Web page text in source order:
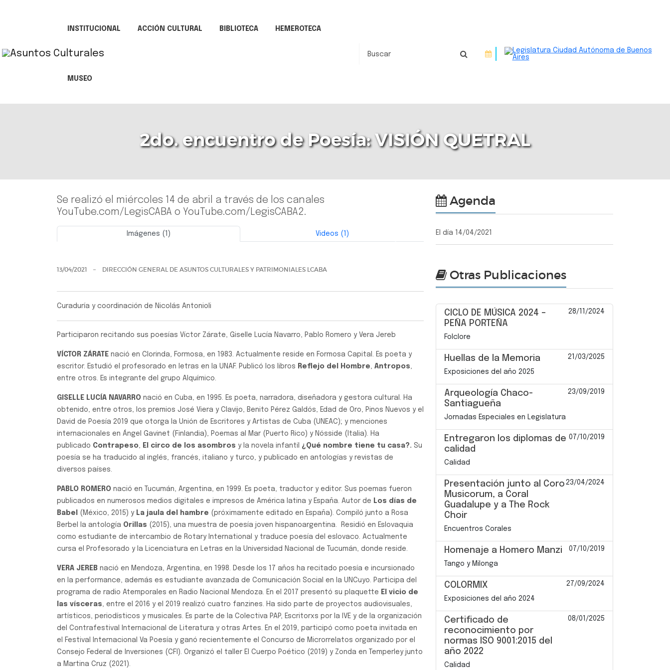
INSTITUCIONAL ACCIÓN CULTURAL BIBLIOTECA HEMEROTECA
MUSEO
2do. encuentro de Poesía: VISIÓN QUETRAL
Se realizó el miércoles 14 de abril a través de los canales
YouTube.com/LegisCABA o YouTube.com/LegisCABA2.
Imágenes (1) Videos (1)
13/04/2021 DIRECCIÓN GENERAL DE ASUNTOS CULTURALES Y PATRIMONIALES LCABA
Curaduría y coordinación de Nicolás Antonioli
Participaron recitando sus poesías Víctor Zárate, Giselle Lucía Navarro, Pablo Romero y Vera Jereb
VÍCTOR ZÁRATE nació en Clorinda, Formosa, en 1983. Actualmente reside en Formosa Capital. Es poeta y
escritor. Estudió el profesorado en letras en la UNAF. Publicó los libros Reflejo del Hombre, Antropos,
entre otros. Es integrante del grupo Alquímico.
GISELLE LUCÍA NAVARRO nació en Cuba, en 1995. Es poeta, narradora, diseñadora y gestora cultural. Ha
obtenido, entre otros, los premios José Viera y Clavijo, Benito Pérez Galdós, Edad de Oro, Pinos Nuevos y el
David de Poesía 2019 que otorga la Unión de Escritores y Artistas de Cuba (UNEAC); y menciones
internacionales en Ángel Gavinet (Finlandia), Poemas al Mar (Puerto Rico) y Nósside (Italia). Ha
publicado Contrapeso, El circo de los asombros y la novela infantil ¿Qué nombre tiene tu casa?. Su
poesía se ha traducido al inglés, francés, italiano y turco, y publicado en antologías y revistas de
diversos países.
PABLO ROMERO nació en Tucumán, Argentina, en 1999. Es poeta, traductor y editor. Sus poemas fueron
publicados en numerosos medios digitales e impresos de América latina y España. Autor de Los días de
Babel (México, 2015) y La jaula del hambre (próximamente editado en España). Compiló junto a Rosa
Berbel la antología Orillas (2015), una muestra de poesía joven hispanoargentina. Residió en Eslovaquia
como estudiante de intercambio de Rotary International y traduce poesía del eslovaco. Actualmente
cursa el Profesorado y la Licenciatura en Letras en la Universidad Nacional de Tucumán, donde reside.
VERA JEREB nació en Mendoza, Argentina, en 1998. Desde los 17 años ha recitado poesía e incursionado
en la performance, además es estudiante avanzada de Comunicación Social en la UNCuyo. Participa del
programa de radio Atemporales en Radio Nacional Mendoza. En el 2017 presentó su plaquette El vicio de
las vísceras, entre el 2016 y el 2019 realizó cuatro fanzines. Ha sido parte de proyectos audiovisuales,
artísticos, periodísticos y musicales. Es parte de la Colectiva PAP, Escritorxs por la IVE y de la organización
del Contrafestival Internacional de Literatura y otras Artes. En el 2019, participó como poeta invitada en
el Festival Internacional Va Poesía y ganó recientemente el Concurso de Microrrelatos organizado por el
Consejo Federal de Inversiones (CFI). Organizó el taller El Cuerpo Poético (2019) y Zonda en Temperley junto
a Martina Cruz (2021).
Agenda
El día 14/04/2021
Otras Publicaciones
CICLO DE MÚSICA 2024 –
PEÑA PORTEÑA
28/11/2024
Folclore
Huellas de la Memoria 21/03/2025
Exposiciones del año 2025
Arqueología Chaco-
Santiagueña
23/09/2019
Jornadas Especiales en Legislatura
Entregaron los diplomas de
calidad
07/10/2019
Calidad
Presentación junto al Coro
Musicorum, a Coral
Guadalupe y a The Rock
Choir
23/04/2024
Encuentros Corales
Homenaje a Homero Manzi 07/10/2019
Tango y Milonga
COLORMIX 27/09/2024
Exposiciones del año 2024
Certificado de
reconocimiento por
normas ISO 9001:2015 del
año 2022
08/01/2025
Calidad